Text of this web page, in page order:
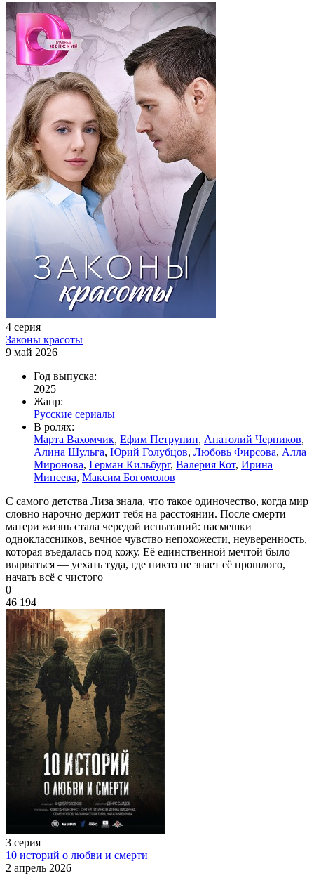
4 серия
Законы красоты
9 май 2026
Год выпуска:
2025
Жанр:
Русские сериалы
В ролях:
Марта Вахомчик, Ефим Петрунин, Анатолий Черников,
Алина Шульга, Юрий Голубцов, Любовь Фирсова, Алла
Миронова, Герман Кильбург, Валерия Кот, Ирина
Минеева, Максим Богомолов
С самого детства Лиза знала, что такое одиночество, когда мир
словно нарочно держит тебя на расстоянии. После смерти
матери жизнь стала чередой испытаний: насмешки
одноклассников, вечное чувство непохожести, неуверенность,
которая въедалась под кожу. Её единственной мечтой было
вырваться — уехать туда, где никто не знает её прошлого,
начать всё с чистого
0
46 194
3 серия
10 историй о любви и смерти
2 апрель 2026